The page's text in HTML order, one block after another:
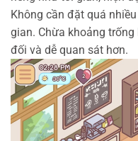
Không cần đặt quá
gian. Chừa khoảng
đối và dễ quan sát hơn.